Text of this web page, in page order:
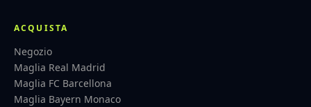
ACQUISTA
Negozio
Maglia Real Madrid
Maglia FC Barcellona
Maglia Bayern Monaco